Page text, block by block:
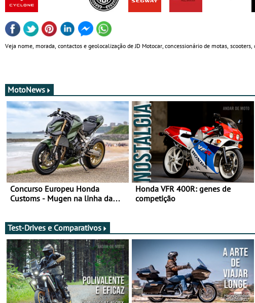
Veja nome, morada, contactos e geolocalização de JD Motocar, concessionário de motas,
MotoNews
Concurso Europeu Honda
Customs - Mugen na linha da
Honda VFR 400R: genes de
competição
Test-Drives e Comparativos